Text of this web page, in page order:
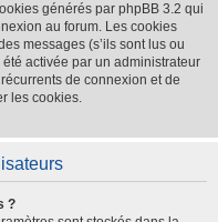
générés par phpBB 3.2 qui
au forum. Les cookies
messages (s’ils sont lus ou
activée par un administrateur
de connexion et de
les cookies.
?